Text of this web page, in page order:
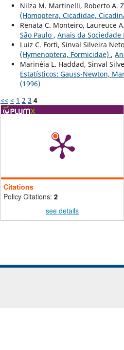
Nilza M. Martinelli, Roberto A.
(Homoptera, Cicadidae,
Renata C. Monteiro, Laureuce
São Paulo , Anais da
Luiz C. Forti, Sinval Silveira
(Hymenoptera, Formicidae) ,
Marinéia L. Haddad, Sinval
Estatísticos: Gauss-Newton,
(1996)
<< < 1 2 3 4
Citations
Policy Citations: 2
see details